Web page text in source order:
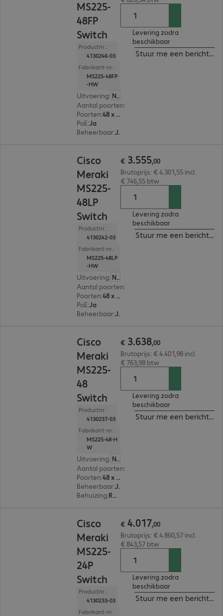
MS225-
48FP
Switch
Productnr.:
4130246-03
Fabrikant-nr.:
MS225-48FP
-HW
Uitvoering:
Nederland
Aantal poorten:
Poorten:
48 x 10/100/1000 RJ45
PoE:Ja
Beheerbaar: Ja
Levering zodra
beschikbaar
Stuur me een bericht
Cisco
Meraki
MS225-
48LP
Switch
Productnr.:
4130242-03
Fabrikant-nr.:
MS225-48LP
-HW
Uitvoering:
Nederland
Aantal poorten:
Poorten:
48 x 10/100/1000 RJ45
PoE:Ja
Beheerbaar: Ja
€ 3.555,00
Brutoprijs: € 4.301,55 incl.
€ 746,55 btw
Levering zodra
beschikbaar
Stuur me een bericht
Cisco
Meraki
MS225-
48
Switch
Productnr.:
4130237-03
Fabrikant-nr.:
MS225-48-H
W
Uitvoering:
Nederland
Aantal poorten:
Poorten:
48 x 10/100/1000 RJ45
Beheerbaar: Ja
Behuizing: Rackmount
€ 3.638,00
Brutoprijs: € 4.401,98 incl.
€ 763,98 btw
Levering zodra
beschikbaar
Stuur me een bericht
Cisco
Meraki
MS225-
24P
Switch
Productnr.:
4130233-03
Fabrikant-nr.:
€ 4.017,00
Brutoprijs: € 4.860,57 incl.
€ 843,57 btw
Levering zodra
beschikbaar
Stuur me een bericht